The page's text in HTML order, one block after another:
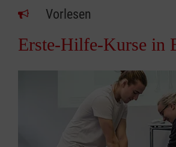
Vorlesen
Erste-Hilfe-Kurse in